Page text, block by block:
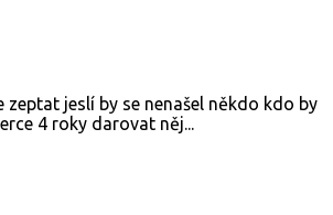
zeptat jeslí by se nenašel někdo kdo by
4 roky darovat něj...